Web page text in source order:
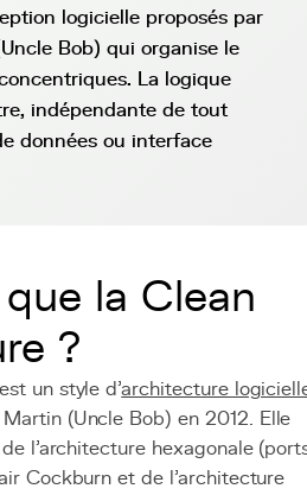
logicielle proposés par
Bob) qui organise le
La logique
indépendante de tout
données ou interface
la Clean
?
un style d'architecture
(Uncle Bob) en 2012. Elle
l'architecture hexagonale
Cockburn et de l'architecture